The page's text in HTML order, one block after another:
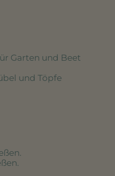
Garten und Beet
und Töpfe